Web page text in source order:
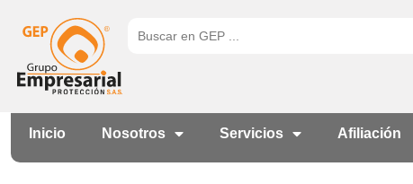
Inicio Nosotros Servicios Afiliación